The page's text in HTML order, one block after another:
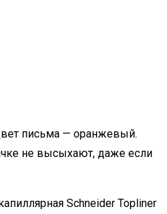
письма — оранжевый.
не высыхают, даже если
Schneider Topliner